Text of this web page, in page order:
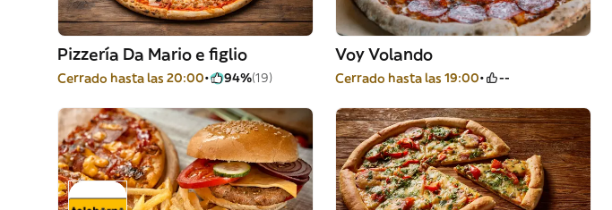
Pizzería Da Mario e figlio
Cerrado hasta las 20:00 94%(19)
Voy Volando
Cerrado hasta las 19:00 --